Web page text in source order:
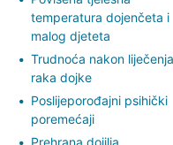
temperatura dojenčeta i
malog djeteta
Trudnoća nakon liječenja
raka dojke
Poslijeporođajni psihički
poremećaji
Prehrana dojilja